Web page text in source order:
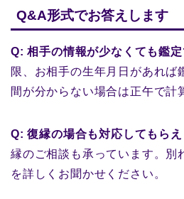
Q&A形式でお答えします
Q: 相手の情報が少なくても鑑定
限、お相手の生年月日があれば
間が分からない場合は正午で計
Q: 復縁の場合も対応してもらえ
縁のご相談も承っています。別
を詳しくお聞かせください。